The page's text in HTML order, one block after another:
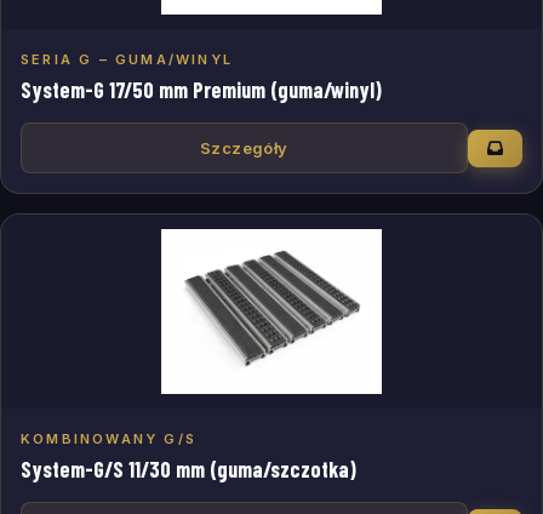
SERIA G – GUMA/WINYL
System-G 17/50 mm Premium (guma/winyl)
Szczegóły
KOMBINOWANY G/S
System-G/S 11/30 mm (guma/szczotka)